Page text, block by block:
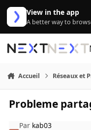
Aller au contenu
View in the app
A better way to
Accueil Réseaux et
Probleme
Par kab03